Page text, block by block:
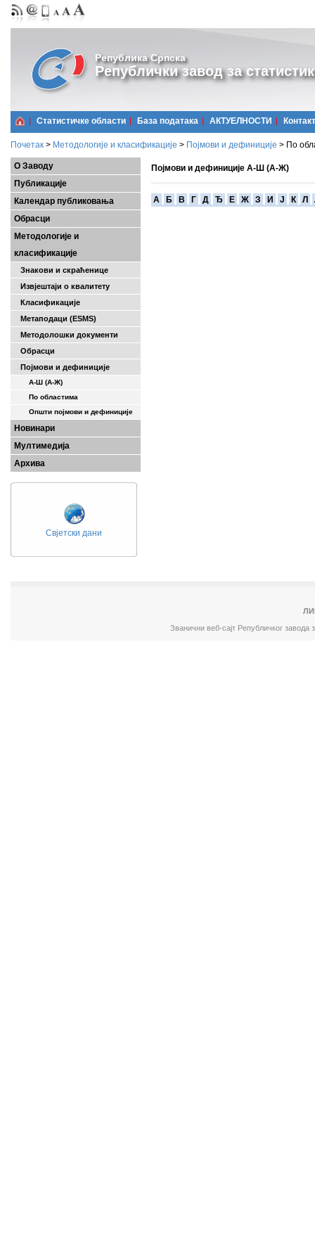
Република Српска
Републички завод за
Статистичке области Базa података АКТУЕЛНОСТИ Контакт
Почетак > Методологије и класификације > Појмови и дефиниције > По
О Заводу
Публикације
Календар публиковања
Обрасци
Методологије и
класификације
Знакови и скраћенице
Извјештаји о квалитету
Класификације
Метаподаци (ESMS)
Методолошки документи
Обрасци
Појмови и дефиниције
А-Ш (A-Ж)
По областима
Општи појмови и дефиниције
Новинари
Мултимедија
Архива
Свјетски дани
Појмови и дефиниције А-Ш (А-Ж)
A Б В Г Д Ђ Е Ж З И Ј К Л
Званични веб-сајт Републичког